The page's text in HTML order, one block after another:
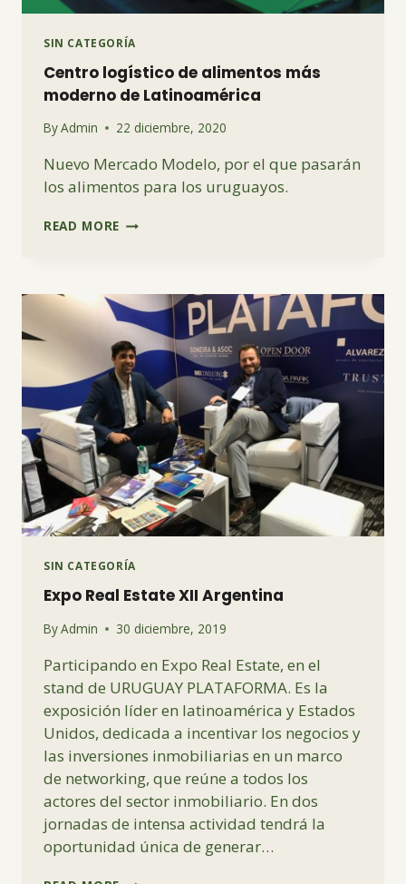
SIN CATEGORÍA
Centro logístico de alimentos más
moderno de Latinoamérica
ByAdmin 22 diciembre, 2020
Nuevo Mercado Modelo, por el que pasarán
los alimentos para los uruguayos.
READ MORE CENTRO
MÁS
MODERNO
DE
LATINOAMÉRICA
SIN CATEGORÍA
Expo Real Estate XII Argentina
ByAdmin 30 diciembre, 2019
Participando en Expo Real Estate, en el
stand de URUGUAY PLATAFORMA. Es la
exposición líder en latinoamérica y Estados
Unidos, dedicada a incentivar los negocios y
las inversiones inmobiliarias en un marco
de networking, que reúne a todos los
actores del sector inmobiliario. En dos
jornadas de intensa actividad tendrá la
oportunidad única de generar…
EXPO